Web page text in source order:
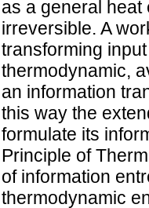
as a general
irreversible. A
transforming
thermodynamic,
an information
this way the
formulate its
Principle of
of information
thermodynamic